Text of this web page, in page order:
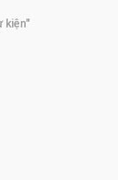
kiện"